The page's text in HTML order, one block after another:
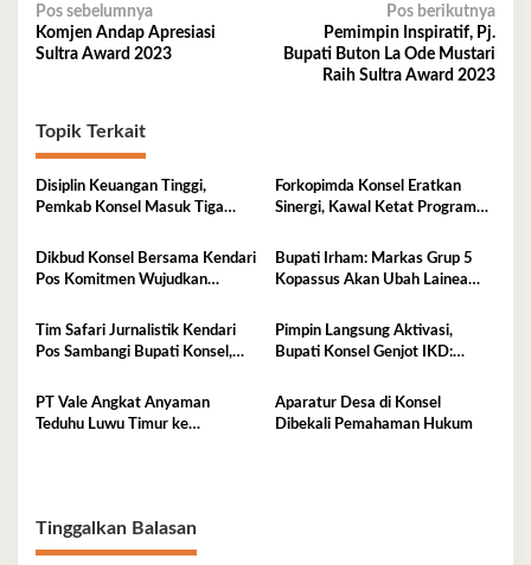
Navigasi
pos
Pos sebelumnya
Komjen Andap Apresiasi
Sultra Award 2023
Pos berikutnya
Pemimpin Inspiratif, Pj.
Bupati Buton La Ode Mustari
Raih Sultra Award 2023
Topik Terkait
Disiplin Keuangan Tinggi,
Pemkab Konsel Masuk Tiga
Penghargaan PT Taspen
Forkopimda Konsel Eratkan
Sinergi, Kawal Ketat Program
Dikbud Konsel Bersama Kendari
Pos Komitmen Wujudkan
Semua
Bupati Irham: Markas Grup 5
Kopassus Akan Ubah Lainea
Perekonomian Tumbuh
Signifikan
Tim Safari Jurnalistik Kendari
Pos Sambangi Bupati Konsel,
Pembangunan
Pimpin Langsung Aktivasi,
Bupati Konsel Genjot IKD:
Kertas
PT Vale Angkat Anyaman
Teduhu Luwu Timur ke
Aparatur Desa di Konsel
Dibekali Pemahaman Hukum
Tinggalkan Balasan